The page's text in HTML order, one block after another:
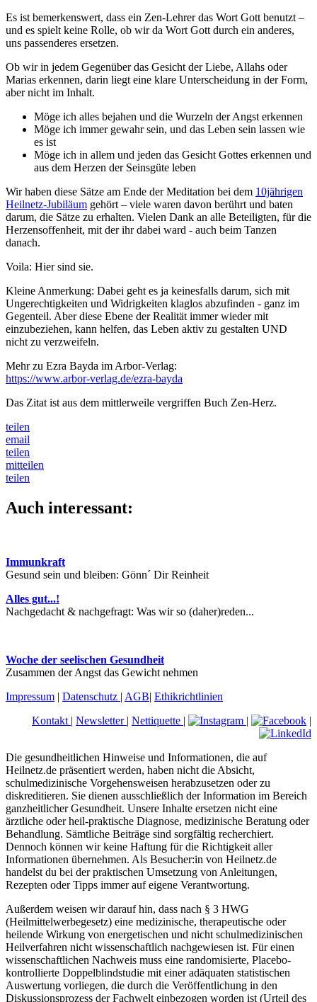
Es ist bemerkenswert, dass ein Zen-Lehrer das Wort Gott benutzt –
und es spielt keine Rolle, ob wir da Wort Gott durch ein anderes,
uns passenderes ersetzen.
Ob wir in jedem Gegenüber das Gesicht der Liebe, Allahs oder
Marias erkennen, darin liegt eine klare Unterscheidung in der Form,
aber nicht im Inhalt.
Möge ich alles bejahen und die Wurzeln der Angst erkennen
Möge ich immer gewahr sein, und das Leben sein lassen wie
es ist
Möge ich in allem und jeden das Gesicht Gottes erkennen und
aus dem Herzen der Seinsgüte leben
Wir haben diese Sätze am Ende der Meditation bei dem 10jährigen
Heilnetz-Jubiläum gehört – viele waren davon berührt und baten
darum, die Sätze zu erhalten. Vielen Dank an alle Beteiligten, für die
Herzensoffenheit, mit der ihr dabei ward - auch beim Tanzen
danach.
Voila: Hier sind sie.
Kleine Anmerkung: Dabei geht es ja keinesfalls darum, sich mit
Ungerechtigkeiten und Widrigkeiten klaglos abzufinden - ganz im
Gegenteil. Aber diese Ebene der Realität immer wieder mit
einzubeziehen, kann helfen, das Leben aktiv zu gestalten UND
nicht zu verzweifeln.
Mehr zu Ezra Bayda im Arbor-Verlag:
https://www.arbor-verlag.de/ezra-bayda
Das Zitat ist aus dem mittlerweile vergriffen Buch Zen-Herz.
teilen
email
teilen
mitteilen
teilen
Auch interessant:
Immunkraft
Gesund sein und bleiben: Gönn´ Dir Reinheit
Alles gut...!
Nachgedacht & nachgefragt: Was wir so (daher)reden...
Woche der seelischen Gesundheit
Zusammen der Angst das Gewicht nehmen
Impressum | Datenschutz | AGB| Ethikrichtlinien
Kontakt | Newsletter | Nettiquette | | |
Die gesundheitlichen Hinweise und Informationen, die auf
Heilnetz.de präsentiert werden, haben nicht die Absicht,
schulmedizinische Vorgehensweisen herabzusetzen oder zu
diskreditieren. Sie dienen ausschließlich der Information im Bereich
ganzheitlicher Gesundheit. Unsere Inhalte ersetzen nicht eine
ärztliche oder heil-praktische Diagnose, medizinische Beratung oder
Behandlung. Sämtliche Beiträge sind sorgfältig recherchiert.
Dennoch können wir keine Haftung für die Richtigkeit aller
Informationen übernehmen. Als Besucher:in von Heilnetz.de
handelst du bei der praktischen Umsetzung von Anleitungen,
Rezepten oder Tipps immer auf eigene Verantwortung.
Außerdem weisen wir darauf hin, dass nach § 3 HWG
(Heilmittelwerbegesetz) eine medizinische, therapeutische oder
heilende Wirkung von energetischen und nicht schulmedizinischen
Heilverfahren nicht wissenschaftlich nachgewiesen ist. Für einen
wissenschaftlichen Nachweis muss eine randomisierte, Placebo-
kontrollierte Doppelblindstudie mit einer adäquaten statistischen
Auswertung vorliegen, die durch die Veröffentlichung in den
Diskussionsprozess der Fachwelt einbezogen worden ist (Urteil des